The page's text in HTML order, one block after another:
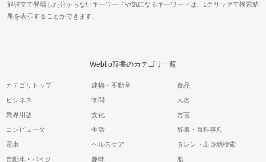
解説文で登場した分からないキーワードや気になるキーワードは、1クリックで検索結
果を表示することができます。
Weblio辞書のカテゴリ一覧
カテゴリトップ 建物・不動産 食品
ビジネス 学問 人名
業界用語 文化 方言
コンピュータ 生活 辞書・百科事典
電車 ヘルスケア タレント出身地検索
自動車・バイク 趣味 船